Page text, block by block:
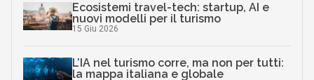
Ecosistemi travel-tech: startup, AI e
nuovi modelli per il turismo
15 Giu 2026
L’IA nel turismo corre, ma non per tutti:
la mappa italiana e globale